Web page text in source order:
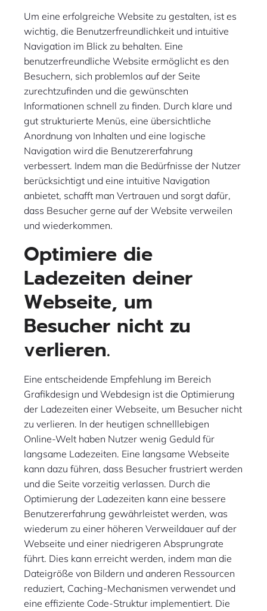
Um eine erfolgreiche Website zu gestalten, ist es
wichtig, die Benutzerfreundlichkeit und intuitive
Navigation im Blick zu behalten. Eine
benutzerfreundliche Website ermöglicht es den
Besuchern, sich problemlos auf der Seite
zurechtzufinden und die gewünschten
Informationen schnell zu finden. Durch klare und
gut strukturierte Menüs, eine übersichtliche
Anordnung von Inhalten und eine logische
Navigation wird die Benutzererfahrung
verbessert. Indem man die Bedürfnisse der Nutzer
berücksichtigt und eine intuitive Navigation
anbietet, schafft man Vertrauen und sorgt dafür,
dass Besucher gerne auf der Website verweilen
und wiederkommen.
Optimiere die
Ladezeiten deiner
Webseite, um
Besucher nicht zu
verlieren.
Eine entscheidende Empfehlung im Bereich
Grafikdesign und Webdesign ist die Optimierung
der Ladezeiten einer Webseite, um Besucher nicht
zu verlieren. In der heutigen schnelllebigen
Online-Welt haben Nutzer wenig Geduld für
langsame Ladezeiten. Eine langsame Webseite
kann dazu führen, dass Besucher frustriert werden
und die Seite vorzeitig verlassen. Durch die
Optimierung der Ladezeiten kann eine bessere
Benutzererfahrung gewährleistet werden, was
wiederum zu einer höheren Verweildauer auf der
Webseite und einer niedrigeren Absprungrate
führt. Dies kann erreicht werden, indem man die
Dateigröße von Bildern und anderen Ressourcen
reduziert, Caching-Mechanismen verwendet und
eine effiziente Code-Struktur implementiert. Die